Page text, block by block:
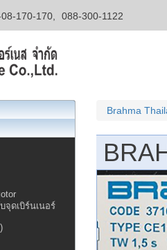
170-170, 088-300-1122
Brahma
ดเบิร์นเนอร์